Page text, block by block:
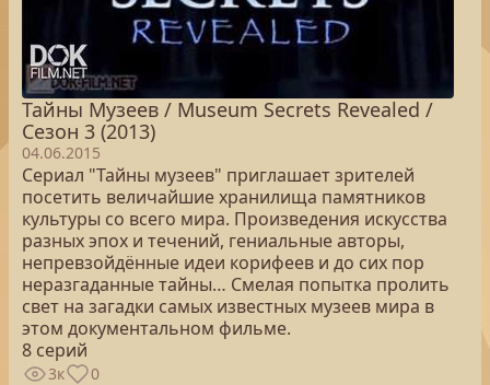
Тайны Музеев / Museum Secrets Revealed /
Сезон 3 (2013)
04.06.2015
Сериал "Тайны музеев" приглашает зрителей
посетить величайшие хранилища памятников
культуры со всего мира. Произведения искусства
разных эпох и течений, гениальные авторы,
непревзойдённые идеи корифеев и до сих пор
неразгаданные тайны… Смелая попытка пролить
свет на загадки самых известных музеев мира в
этом документальном фильме.
8 серий
3к 0